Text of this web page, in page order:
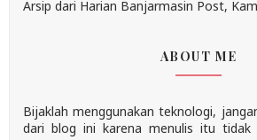
Arsip dari Harian Banjarmasin Post,
ABOUT ME
Bijaklah menggunakan teknologi,
dari blog ini karena menulis itu tidak